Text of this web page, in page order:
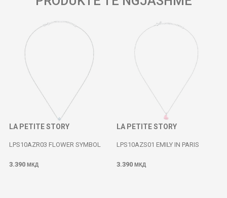
LA PETITE STORY
LPS10AZR03 FLOWER SYMBOL
3.390 МКД
LA PETITE STORY
LPS10AZS01 EMILY IN PARIS
3.390 МКД